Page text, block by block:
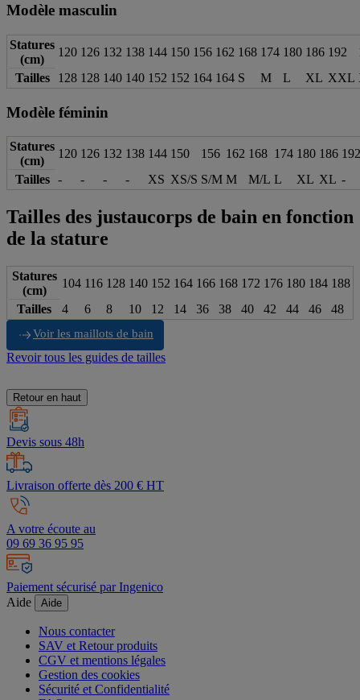
Modèle masculin
Statures
(cm)
120 126 132 138 144 150 156 162 168 174 180 186 192
Tailles
128 128 140 140 152 152 164 164 S M L XL XXL
Modèle féminin
Statures
(cm)
120 126 132 138 144 150 156 162 168 174 180 186 192
Tailles
- - - - XS XS/S S/M M M/L L XL XL -
Tailles des justaucorps de bain en fonction
de la stature
Statures
(cm)
104 116 128 140 152 164 166 168 172 176 180 184 188
Tailles
4 6 8 10 12 14 36 38 40 42 44 46 48
Voir les maillots de bain
Revoir tous les guides de tailles
Retour en haut
Devis sous 48h
Livraison offerte dès 200 € HT
A votre écoute au
09 69 36 95 95
Paiement sécurisé par Ingenico
Aide
Aide
Nous contacter
SAV et Retour produits
CGV et mentions légales
Gestion des cookies
Sécurité et Confidentialité